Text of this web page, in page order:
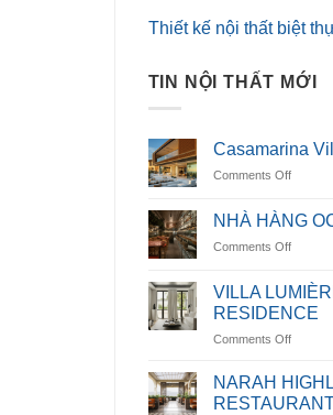
Thiết kế nội thất biệt
TIN NỘI THẤT MỚI
Casamarina
Comments Offon
Villa
NHÀ HÀNG
Comments Offon
HÀNG
VILLA
RESIDENCE
Comments Offon
NARAH